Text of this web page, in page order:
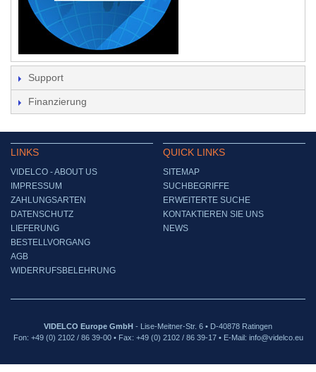
Support
Finanzierung
LINKS
VIDELCO - ABOUT US
IMPRESSUM
ZAHLUNGSARTEN
DATENSCHUTZ
LIEFERUNG
BESTELLVORGANG
AGB
WIDERRUFSBELEHRUNG
QUICK LINKS
SITEMAP
SUCHBEGRIFFE
ERWEITERTE SUCHE
KONTAKTIEREN SIE UNS
NEWS
VIDELCO Europe GmbH - Lise-Meitner-Str. 6 • D-40878 Ratingen
Fon: +49 (0) 2102 / 86 39-00 • Fax: +49 (0) 2102 / 86 39-17 • E-Mail: info@videlco.eu